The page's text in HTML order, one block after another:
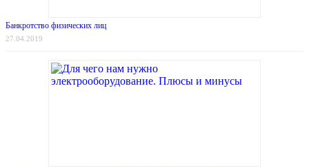
Банкротство физических лиц
27.04.2019